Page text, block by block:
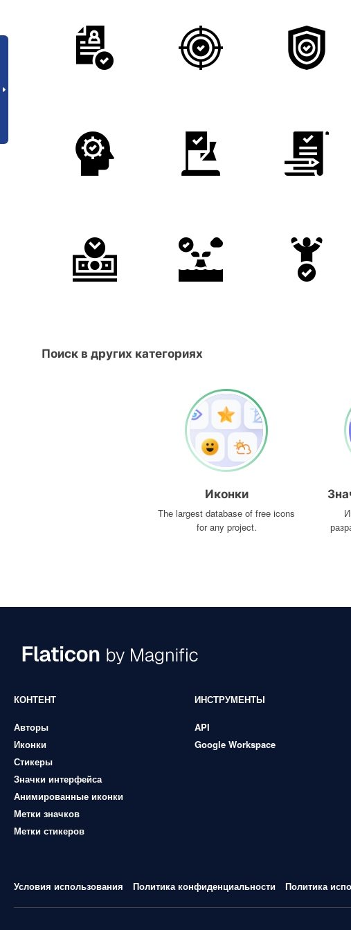
Поиск в других категориях
Иконки
The largest database of free icons
for any project.
КОНТЕНТ
Авторы
Иконки
Стикеры
Значки интерфейса
Анимированные иконки
Метки значков
Метки стикеров
ИНСТРУМЕНТЫ
API
Google Workspace
Условия использования Политика конфиденциальности Политика